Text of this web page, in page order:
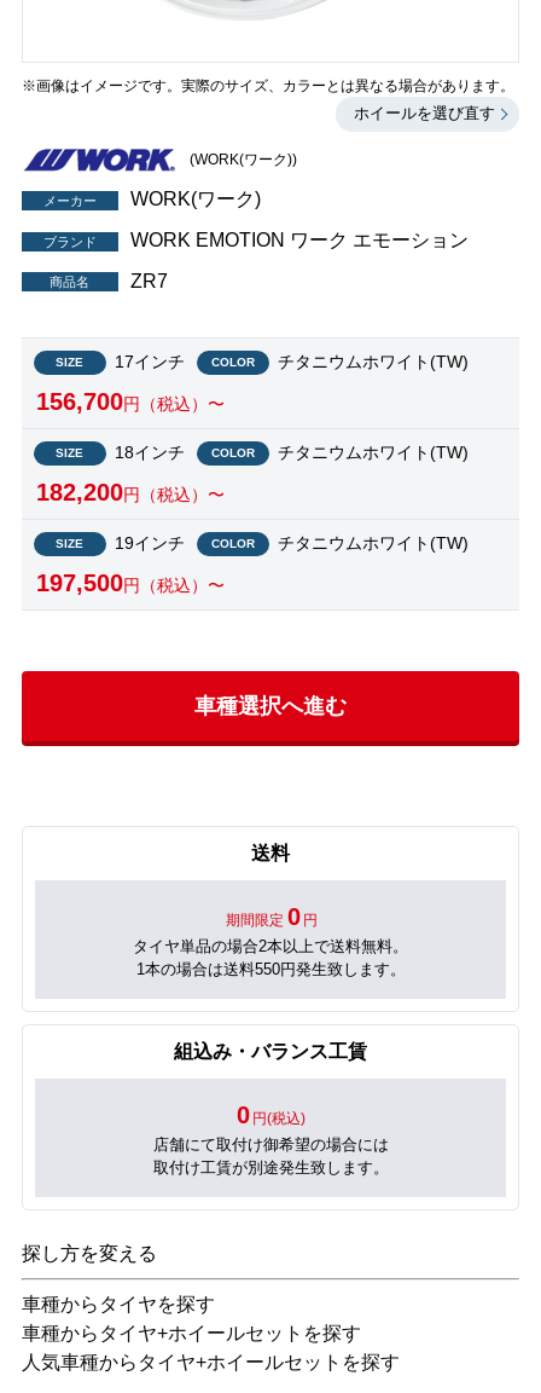
※画像はイメージです。実際のサイズ、カラーとは異なる場合があります。
ホイールを選び直す
(WORK(ワーク))
メーカー WORK(ワーク)
ブランド WORK EMOTION ワーク エモーション
商品名 ZR7
SIZE 17インチ COLOR チタニウムホワイト(TW)
156,700円（税込）〜
SIZE 18インチ COLOR チタニウムホワイト(TW)
182,200円（税込）〜
SIZE 19インチ COLOR チタニウムホワイト(TW)
197,500円（税込）〜
車種選択へ進む
送料
期間限定 0 円
タイヤ単品の場合2本以上で送料無料。
1本の場合は送料550円発生致します。
組込み・バランス工賃
0 円(税込)
店舗にて取付け御希望の場合には
取付け工賃が別途発生致します。
探し方を変える
車種からタイヤを探す
車種からタイヤ+ホイールセットを探す
人気車種からタイヤ+ホイールセットを探す